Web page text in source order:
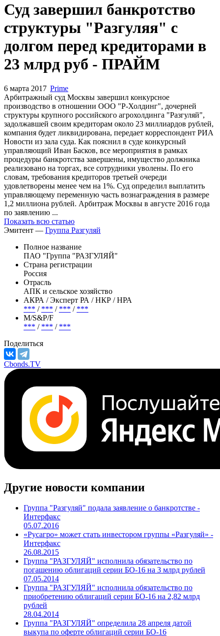
Суд завершил банкротство
структуры "Разгуляя" с
долгом перед кредиторами в
23 млрд руб - ПРАЙМ
6 марта 2017 Prime
Арбитражный суд Москвы завершил конкурсное
производство в отношении ООО "Р-Холдинг", дочерней
структуры крупного российского агрохолдинга "Разгуляй",
задолжавшей своим кредиторам около 23 миллиардов рублей,
компания будет ликвидирована, передает корреспондент РИА
Новости из зала суда. Как пояснил в суде конкурсный
управляющий Иван Басков, все мероприятия в рамках
процедуры банкротства завершены, имущество должника
реализовано на торгах, все сотрудники уволены. По его
словам, требования кредиторов третьей очереди
удовлетворены менее чем на 1%. Суд определил выплатить
управляющему переменную часть вознаграждения в размере
1,2 миллиона рублей. Арбитраж Москвы в августе 2016 года
по заявлению ...
Показать всю статью
Эмитент — Группа Разгуляй
Полное название
ПАО "Группа "РАЗГУЛЯЙ"
Страна регистрации
Россия
Отрасль
АПК и сельское хозяйство
АКРА / Эксперт РА / НКР / НРА
*** / *** / *** / ***
М/S&P/F
*** / *** / ***
Поделиться
Cbonds.TV
Другие новости компании
Группа "Разгуляй" подала заявление о банкротстве -
Интерфакс
05.07.2016
«Русагро» может стать инвестором группы «Разгуляй» -
Интерфакс
26.08.2015
Группа "РАЗГУЛЯЙ" исполнила обязательство по
погашению облигаций серии БО-16 на 3 млрд рублей
07.05.2014
Группа "РАЗГУЛЯЙ" исполнила обязательство по
приобретению облигаций серии БО-16 на 2,82 млрд
рублей
28.04.2014
Группа "РАЗГУЛЯЙ" определила 28 апреля датой
выкупа по оферте облигаций серии БО-16